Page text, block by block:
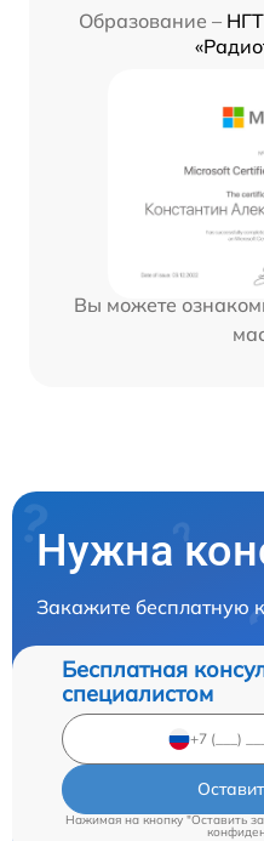
Образование –
Вы можете
Нужна
Закажите бесплатную
Бесплатная
специалистом
Нажимая на кнопку "Оставить